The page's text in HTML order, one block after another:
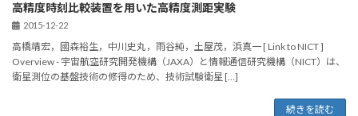
高精度時刻比較装置を用いた高精度測距実験
2015-12-22
高橋靖宏，國森裕生，中川史丸，雨谷純，土屋茂，浜真一 [ Link to NICT ]
Overview - 宇宙航空研究開発機構（JAXA）と情報通信研究機構（NICT）は、
衛星測位の基盤技術の修得のため、技術試験衛星 […]
続きを読む